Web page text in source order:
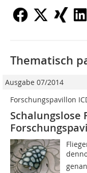
Thematisch
Ausgabe 07/2014
Forschungspavillon
Schalungslose